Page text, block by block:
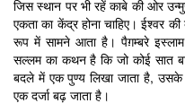
जिस स्थान पर भी रहें काबे की ओर
एकता का केंद्र होना चाहिए। ईश्वर
रूप में सामने आता है। पैग़म्बरे
सल्लम का कथन है कि जो कोई सात
बदले में एक पुण्य लिखा जाता है, उसके
एक दर्जा बढ़ जाता है।